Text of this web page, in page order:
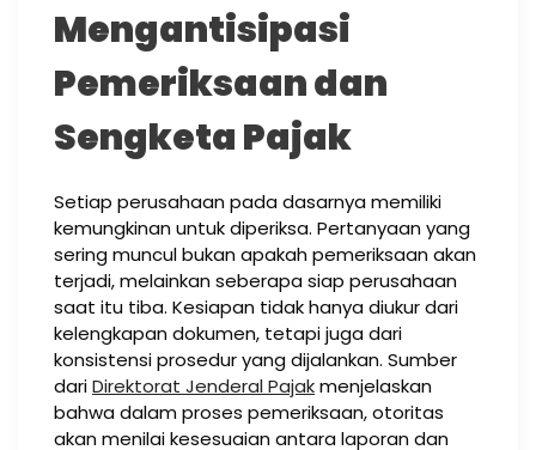
Mengantisipasi
Pemeriksaan dan
Sengketa Pajak
Setiap perusahaan pada dasarnya memiliki
kemungkinan untuk diperiksa. Pertanyaan yang
sering muncul bukan apakah pemeriksaan akan
terjadi, melainkan seberapa siap perusahaan
saat itu tiba. Kesiapan tidak hanya diukur dari
kelengkapan dokumen, tetapi juga dari
konsistensi prosedur yang dijalankan. Sumber
dariDirektorat Jenderal Pajakmenjelaskan
bahwa dalam proses pemeriksaan, otoritas
akan menilai kesesuaian antara laporan dan